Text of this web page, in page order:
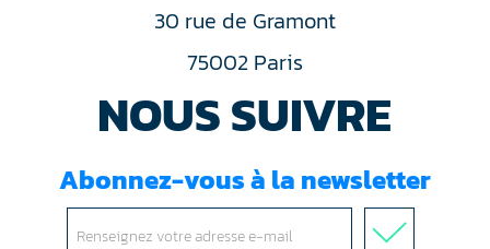
30 rue de Gramont
75002 Paris
NOUS SUIVRE
Abonnez-vous à la newsletter